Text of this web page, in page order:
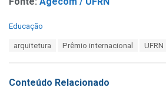
C
o
r
Educação
:
arquitetura Prêmio internacional UFRN
Conteúdo Relacionado